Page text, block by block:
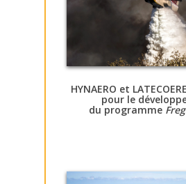
HYNAERO et
pour le
du programme